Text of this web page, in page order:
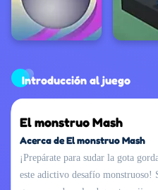
Introducción al juego
El monstruo Mash
Acerca de El monstruo Mash
¡Prepárate para sudar la gota
este adictivo desafío monstruoso!